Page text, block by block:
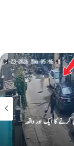
کا ایک اور واقعہ